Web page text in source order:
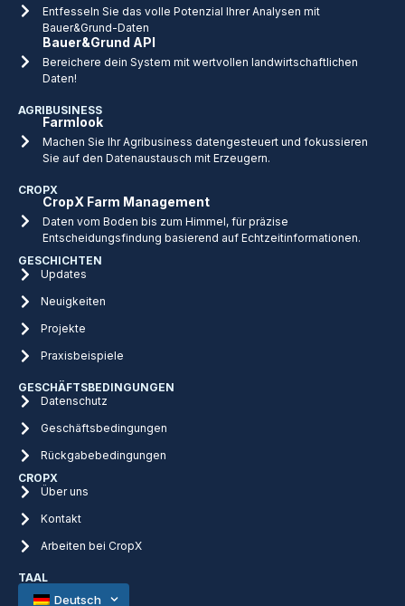
Entfesseln Sie das volle Potenzial Ihrer Analysen mit
Bauer&Grund-Daten
Bauer&Grund API
Bereichere dein System mit wertvollen landwirtschaftlichen
Daten!
AGRIBUSINESS
Farmlook
Machen Sie Ihr Agribusiness datengesteuert und fokussieren
Sie auf den Datenaustausch mit Erzeugern.
CROPX
CropX Farm Management
Daten vom Boden bis zum Himmel, für präzise
Entscheidungsfindung basierend auf Echtzeitinformationen.
GESCHICHTEN
Updates
Neuigkeiten
Projekte
Praxisbeispiele
GESCHÄFTSBEDINGUNGEN
Datenschutz
Geschäftsbedingungen
Rückgabebedingungen
CROPX
Über uns
Kontakt
Arbeiten bei CropX
TAAL
Deutsch